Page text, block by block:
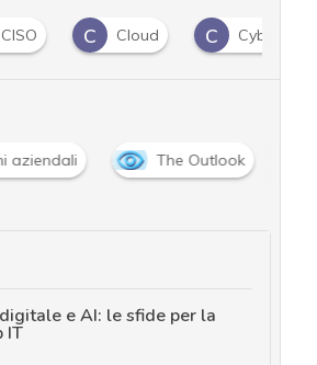
CISO C Cloud C
aziendali The Outlook
e AI: le sfide per la
IT